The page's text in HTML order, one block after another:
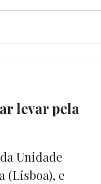
levar pela
Unidade
(Lisboa), e